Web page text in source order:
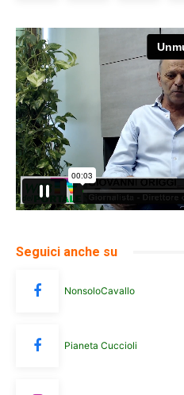
Seguici anche su
NonsoloCavallo
Pianeta Cuccioli